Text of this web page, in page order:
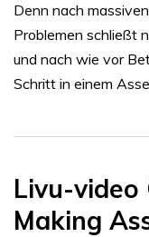
Denn nach
Problemen schließt
und nach wie vor
Schritt in einem
Livu-
Making